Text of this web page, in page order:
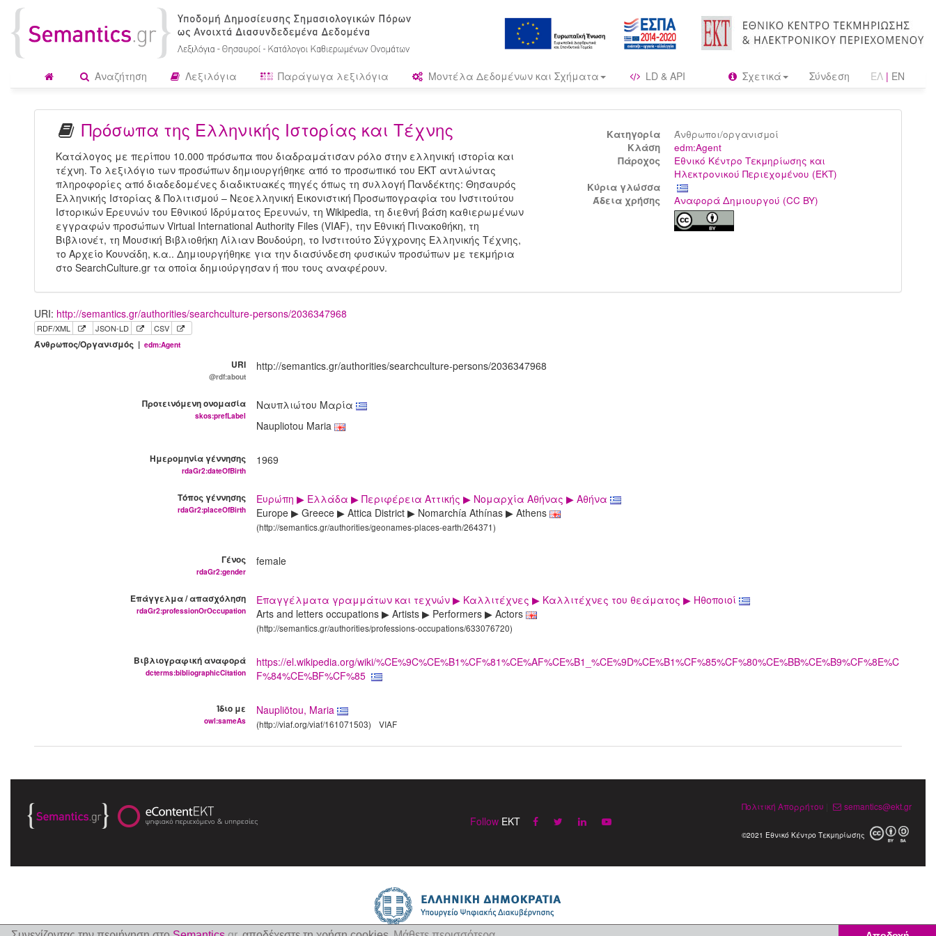
Αναζήτηση Λεξιλόγια Παράγωγα λεξιλόγια Μοντέλα Δεδομένων και Σχήματα LD & API Σχετικά Σύνδεση ΕΛ | EN
Πρόσωπα της Ελληνικής Ιστορίας και Τέχνης
Κατάλογος με περίπου 10.000 πρόσωπα που διαδραμάτισαν ρόλο στην ελληνική ιστορία και
τέχνη. Το λεξιλόγιο των προσώπων δημιουργήθηκε από το προσωπικό του ΕΚΤ αντλώντας
πληροφορίες από διαδεδομένες διαδικτυακές πηγές όπως τη συλλογή Πανδέκτης: Θησαυρός
Ελληνικής Ιστορίας & Πολιτισμού – Νεοελληνική Εικονιστική Προσωπογραφία του Ινστιτούτου
Ιστορικών Ερευνών του Εθνικού Ιδρύματος Ερευνών, τη Wikipedia, τη διεθνή βάση καθιερωμένων
εγγραφών προσώπων Virtual International Authority Files (VIAF), την Εθνική Πινακοθήκη, τη
Βιβλιονέτ, τη Μουσική Βιβλιοθήκη Λίλιαν Βουδούρη, το Ινστιτούτο Σύγχρονης Ελληνικής Τέχνης,
το Αρχείο Κουνάδη, κ.α.. Δημιουργήθηκε για την διασύνδεση φυσικών προσώπων με τεκμήρια
στο SearchCulture.gr τα οποία δημιούργησαν ή που τους αναφέρουν.
Κατηγορία
Άνθρωποι/οργανισμοί
Kλάση
edm:Agent
Πάροχος
Εθνικό Κέντρο Τεκμηρίωσης και
Ηλεκτρονικού Περιεχομένου (ΕΚΤ)
Κύρια γλώσσα
Άδεια χρήσης
Αναφορά Δημιουργού (CC BY)
URI: http://semantics.gr/authorities/searchculture-persons/2036347968
RDF/XML JSON-LD CSV
Άνθρωπος/Οργανισμός | edm:Agent
URI
@rdf:about
http://semantics.gr/authorities/searchculture-persons/2036347968
Προτεινόμενη ονομασία
skos:prefLabel
Ναυπλιώτου Μαρία
Naupliotou Maria
Ημερομηνία γέννησης
rdaGr2:dateOfBirth
1969
Τόπος γέννησης
rdaGr2:placeOfBirth
Ευρώπη ▶ Ελλάδα ▶ Περιφέρεια Αττικής ▶ Νομαρχία Αθήνας ▶ Αθήνα
Europe ▶ Greece ▶ Attica District ▶ Nomarchía Athínas ▶ Athens
(http://semantics.gr/authorities/geonames-places-earth/264371)
Γένος
rdaGr2:gender
female
Επάγγελμα / απασχόληση
rdaGr2:professionOrOccupation
Επαγγέλματα γραμμάτων και τεχνών ▶ Καλλιτέχνες ▶ Καλλιτέχνες του θεάματος ▶ Ηθοποιοί
Arts and letters occupations ▶ Artists ▶ Performers ▶ Actors
(http://semantics.gr/authorities/professions-occupations/633076720)
Βιβλιογραφική αναφορά
dcterms:bibliographicCitation
https://el.wikipedia.org/wiki/%CE%9C%CE%B1%CF%81%CE%AF%CE%B1_%CE%9D%CE%B1%CF%85%CF%80%CE%BB%CE%B9%CF%8E%C
F%84%CE%BF%CF%85
Ίδιο με
owl:sameAs
Naupliōtou, Maria
(http://viaf.org/viaf/161071503) VIAF
FollowEKT
Πολιτική Απορρήτου semantics@ekt.gr
©2021 Εθνικό Κέντρο Τεκμηρίωσης